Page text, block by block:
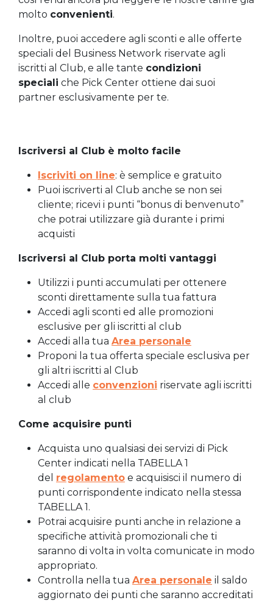
molto convenienti.
Inoltre, puoi accedere agli sconti e alle offerte
speciali del Business Network riservate agli
iscritti al Club, e alle tante condizioni
speciali che Pick Center ottiene dai suoi
partner esclusivamente per te.
Iscriversi al Club è molto facile
Iscriviti on line: è semplice e gratuito
Puoi iscriverti al Club anche se non sei
cliente; ricevi i punti “bonus di benvenuto”
che potrai utilizzare già durante i primi
acquisti
Iscriversi al Club porta molti vantaggi
Utilizzi i punti accumulati per ottenere
sconti direttamente sulla tua fattura
Accedi agli sconti ed alle promozioni
esclusive per gli iscritti al club
Accedi alla tua Area personale
Proponi la tua offerta speciale esclusiva per
gli altri iscritti al Club
Accedi alle convenzioni riservate agli iscritti
al club
Come acquisire punti
Acquista uno qualsiasi dei servizi di Pick
Center indicati nella TABELLA 1
del regolamento e acquisisci il numero di
punti corrispondente indicato nella stessa
TABELLA 1.
Potrai acquisire punti anche in relazione a
specifiche attività promozionali che ti
saranno di volta in volta comunicate in modo
appropriato.
Controlla nella tua Area personale il saldo
aggiornato dei punti che saranno accreditati